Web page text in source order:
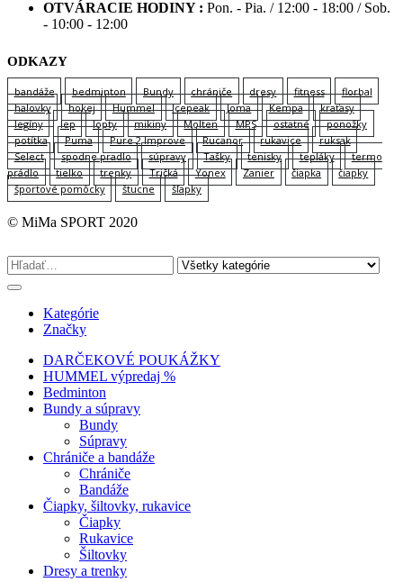
OTVÁRACIE HODINY : Pon. - Pia. / 12:00 - 18:00 / Sob.
- 10:00 - 12:00
ODKAZY
bandáže bedminton Bundy chrániče dresy fitness
florbal
halovky
hokej Hummel Icepeak Joma Kempa
kraťasy
legíny
lep lopty mikiny Molten MPS ostatné
ponožky
potítka
Puma Pure 2 Improve Rucanor rukavice
ruksak
Select
spodne pradlo súpravy Tašky tenisky tepláky
termo
prádlo
tielko trenky Tričká Yonex Zanier čiapka
čiapky
športové pomôcky
štucne šľapky
© MiMa SPORT 2020
Kategórie
Značky
DARČEKOVÉ POUKÁŽKY
HUMMEL výpredaj %
Bedminton
Bundy a súpravy
Bundy
Súpravy
Chrániče a bandáže
Chrániče
Bandáže
Čiapky, šiltovky, rukavice
Čiapky
Rukavice
Šiltovky
Dresy a trenky